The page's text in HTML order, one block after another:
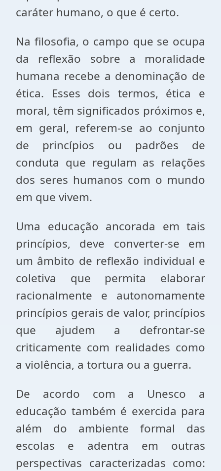
caráter humano, o que é certo.
Na filosofia, o campo que se ocupa
da reflexão sobre a moralidade
humana recebe a denominação de
ética. Esses dois termos, ética e
moral, têm significados próximos e,
em geral, referem-se ao conjunto
de princípios ou padrões de
conduta que regulam as relações
dos seres humanos com o mundo
em que vivem.
Uma educação ancorada em tais
princípios, deve converter-se em
um âmbito de reflexão individual e
coletiva que permita elaborar
racionalmente e autonomamente
princípios gerais de valor, princípios
que ajudem a defrontar-se
criticamente com realidades como
a violência, a tortura ou a guerra.
De acordo com a Unesco a
educação também é exercida para
além do ambiente formal das
escolas e adentra em outras
perspectivas caracterizadas como: